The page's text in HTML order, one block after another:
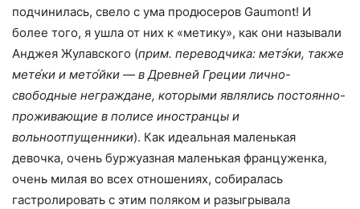
подчинилась, свело с ума продюсеров Gaumont! И
более того, я ушла от них к «метику», как они называли
Анджея Жулавского (прим. переводчика: метэ́ки, также
мете́ки и мето́йки — в Древней Греции лично-
свободные неграждане, которыми являлись постоянно-
проживающие в полисе иностранцы и
вольноотпущенники). Как идеальная маленькая
девочка, очень буржуазная маленькая француженка,
очень милая во всех отношениях, собиралась
гастролировать с этим поляком и разыгрывала